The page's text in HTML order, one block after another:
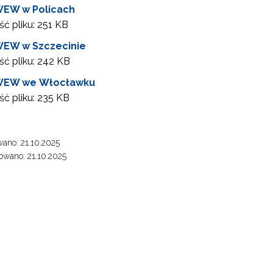
materiały wspierające kształcenie kompetencji zawodowych"
zaawansowanych technologicznie e-materiałów i gier"
i przetestowanie modelu branżowej szkoły ćwiczeń (BSĆ)"
wdrożenie modułowych e-podręczników"
kompetencji dydaktycznych zintegrowanego kształcenia
w Policach
pliku: 251 KB
w Szczecinie
pliku: 242 KB
we Włocławku
pliku: 235 KB
21.10.2025
21.10.2025